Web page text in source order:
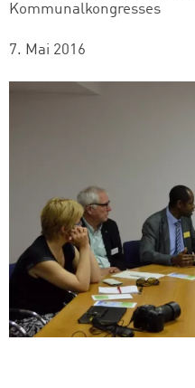
Kommunalkongresses
7. Mai 2016